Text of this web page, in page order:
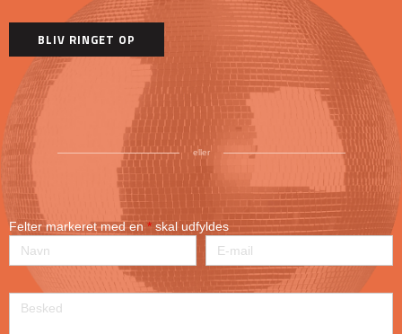
eller
Felter markeret med en*skal udfyldes